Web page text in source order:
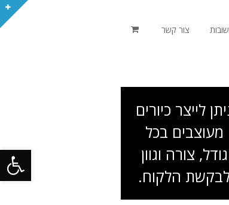
פתח
צור קשר
לייצר כיורים
מעוצבים בכל
גודל, צורה וגוון
הלקוח.